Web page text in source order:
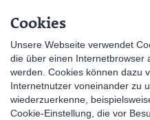
Cookies
Unsere Webseite verwendet
die über einen Internetbrowser
werden. Cookies können dazu
Internetnutzer voneinander zu
wiederzuerkenne,
Cookie-Einstellung, die vor